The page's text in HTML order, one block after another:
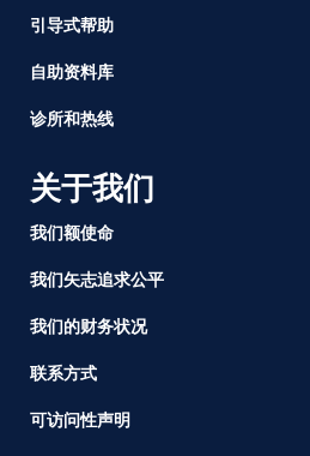
引导式帮助
自助资料库
诊所和热线
关于我们
我们额使命
我们矢志追求公平
我们的财务状况
联系方式
可访问性声明